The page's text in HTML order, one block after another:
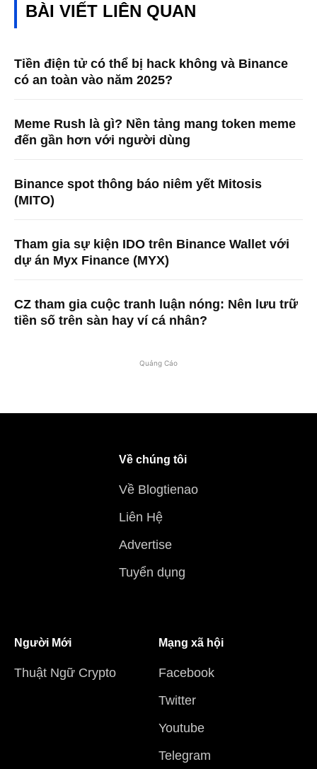
BÀI VIẾT LIÊN QUAN
Tiền điện tử có thể bị hack không và Binance
có an toàn vào năm 2025?
Meme Rush là gì? Nền tảng mang token meme
đến gần hơn với người dùng
Binance spot thông báo niêm yết Mitosis
(MITO)
Tham gia sự kiện IDO trên Binance Wallet với
dự án Myx Finance (MYX)
CZ tham gia cuộc tranh luận nóng: Nên lưu trữ
tiền số trên sàn hay ví cá nhân?
Quảng Cáo
Về chúng tôi
Về Blogtienao
Liên Hệ
Advertise
Tuyển dụng
Người Mới
Thuật Ngữ Crypto
Mạng xã hội
Facebook
Twitter
Youtube
Telegram